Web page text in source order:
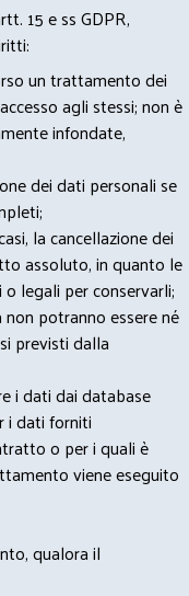
15 e ss GDPR,
un trattamento dei
agli stessi; non è
infondate,
dei dati personali se
la cancellazione dei
assoluto, in quanto le
legali per conservarli;
potranno essere né
previsti dalla
i dati dai database
i dati forniti
o per i quali è
viene eseguito
qualora il